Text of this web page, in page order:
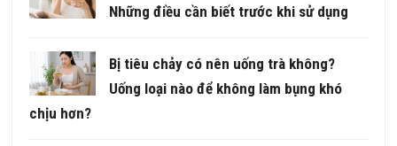
Những điều cần biết trước khi sử dụng
Bị tiêu chảy có nên uống trà không?
Uống loại nào để không làm bụng khó
chịu hơn?